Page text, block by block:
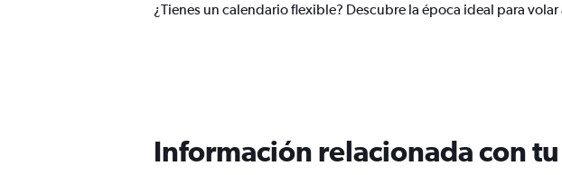
¿Tienes un calendario flexible? Descubre la época ideal para
Información relacionada con